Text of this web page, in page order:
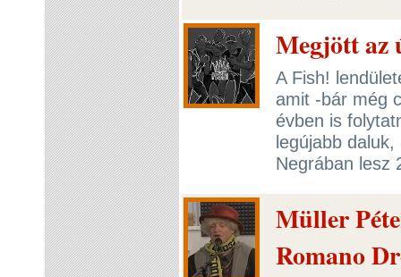
Megjött az
A Fish!
amit -bár még
évben is
legújabb
Negrában lesz
Müller
Romano